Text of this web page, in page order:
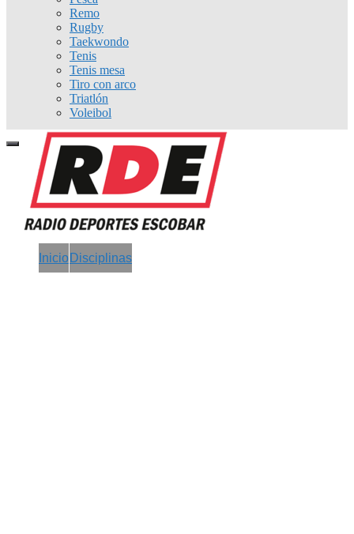
Remo
Rugby
Taekwondo
Tenis
Tenis mesa
Tiro con arco
Triatlón
Voleibol
Inicio Disciplinas